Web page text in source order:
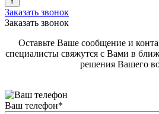
Заказать звонок
Заказать звонок
Оставьте Ваше сообщение и
специалисты свяжутся с Вами в
решения Вашего
Ваш телефон*